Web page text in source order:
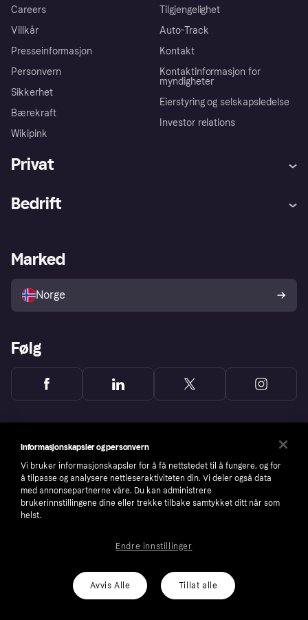
Careers
Villkår
Presseinformasjon
Personvern
Sikkerhet
Bærekraft
Wikipink
Tilgjengelighet
Auto-Track
Kontakt
Kontaktinformasjon for
myndigheter
Eierstyring og selskapsledelse
Investor relations
Privat
Utforsk butikker
Bedrift
Merchant portal
Marked
Norge
Følg
number: 556737-0431
Cookies Klarna.com
Informasjonskapsler og personvern
Vi bruker informasjonskapsler for å få nettstedet til å fungere, og for
å tilpasse og analysere nettleseraktiviteten din. Vi deler også data
med annonsepartnerne våre. Du kan administrere
brukerinnstillingene dine eller trekke tilbake samtykket ditt når som
helst.
Avvis Alle Tillat alle
Endre innstillinger